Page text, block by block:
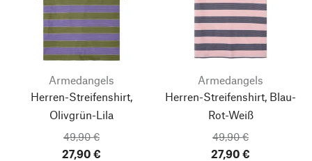
Armedangels
Herren-Streifenshirt,
Olivgrün-Lila
49,90 €
27,90 €
Armedangels
Herren-Streifenshirt, Blau-
Rot-Weiß
49,90 €
27,90 €